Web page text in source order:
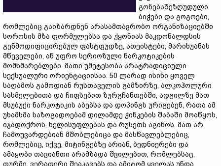
გონებაშეზღუდული
ბიჭები და გოგოები,
რომლებიც გაიზარდნენ არასამთავრობო ორგანიზაციებში
სოროსის მზა ფორმულებსა და ჭყონიას მაკდონალდსის
გენმოდიფიცირებულ ფასტფუდზე, ათეისტები, მარიხუანას
მწეველები, ან უფრო სერიოზული ნარკოტიკების
მომხმარებლები. მათი უმეტესობა არატრადიციული
სექსუალური ორიენტაციისაა. 50 ლარად ისინი ყოველ
საღამოს გამოდიან რუსთაველის გამზირზე, ალკოჰოლური
სასმელებითა და ჩიფსებით ზურგჩანთებში, ადგილზე მათ
მსუბუქი ნარკოტიკის აბებსა და დოპინგს ურიგებენ, რათა ამ
უხამსმა საზოგადოებამ დილამდე ჭინკების შაბაში მოაწყოს,
იჯადოქროს, ხელისუფლებას და რუსეთს აგინოს. მათ არ
ჩამოუვარდებიან მშობლებიცა და მასწავლებლებიც,
რომლებიც, იქვე, მიტინგებზე არიან, ბედნიერები და
ამაყობი თავიანთი არამზადა შვილებით, რომლებსაც,
თურმე, ვერაფერი შეაკავებს და ამიტომ ყველას უნდა